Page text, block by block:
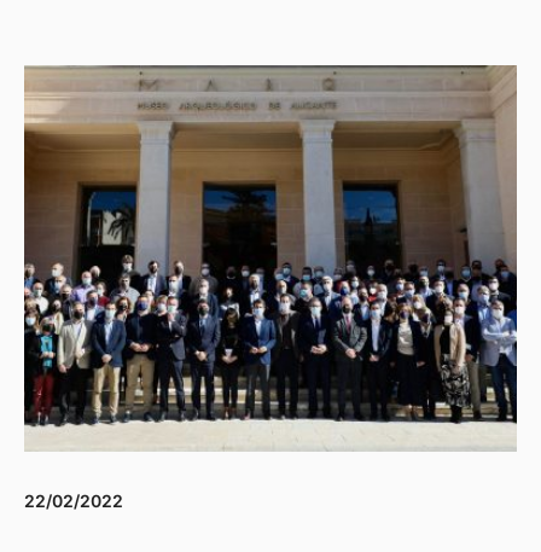
22/02/2022